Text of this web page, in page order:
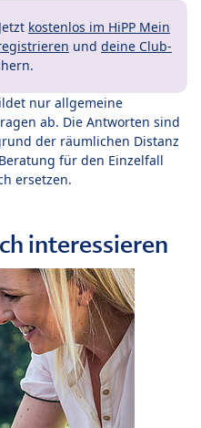
Jetzt kostenlos im HiPP Mein
und deine Club-
nur allgemeine
ab. Die Antworten sind
der räumlichen Distanz
für den Einzelfall
ersetzen.
interessieren